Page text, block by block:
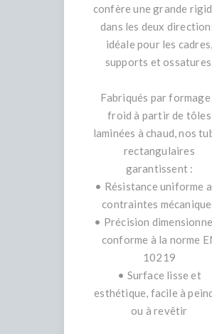
confère une grande
dans les deux
idéale pour les cadres,
supports et
Fabriqués par formage
froid à partir de tôles
laminées à chaud, nos
rectangulaires
garantissent :
• Résistance uniforme
contraintes
• Précision
conforme à la norme
10219
• Surface lisse et
esthétique, facile à
ou à revêtir